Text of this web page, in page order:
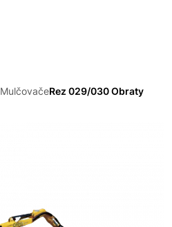
MulčovačeRez 029/030 Obraty